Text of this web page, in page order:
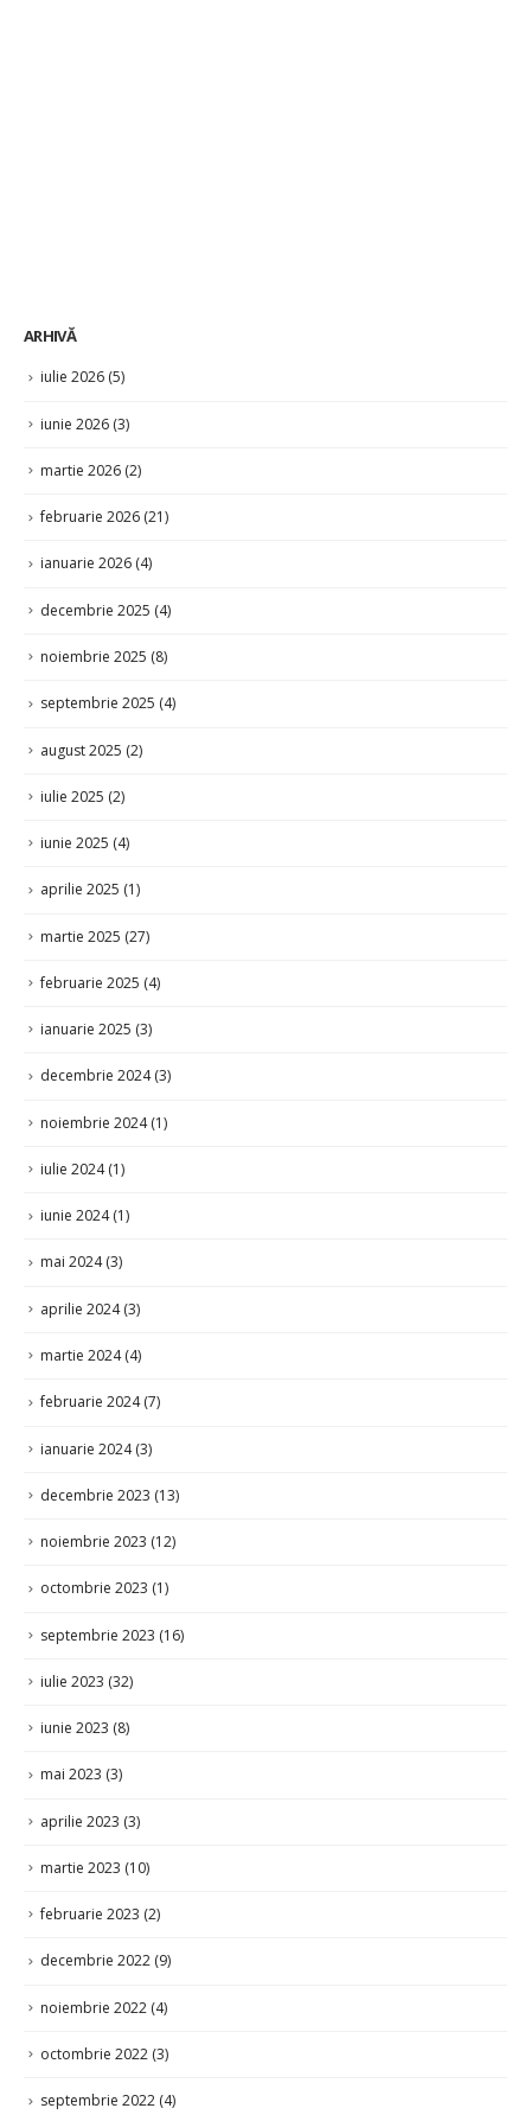
ARHIVĂ
iulie 2026 (5)
iunie 2026 (3)
martie 2026 (2)
februarie 2026 (21)
ianuarie 2026 (4)
decembrie 2025 (4)
noiembrie 2025 (8)
septembrie 2025 (4)
august 2025 (2)
iulie 2025 (2)
iunie 2025 (4)
aprilie 2025 (1)
martie 2025 (27)
februarie 2025 (4)
ianuarie 2025 (3)
decembrie 2024(3)
noiembrie 2024 (1)
iulie 2024 (1)
iunie 2024 (1)
mai 2024(3)
aprilie 2024 (3)
martie 2024 (4)
februarie 2024 (7)
ianuarie 2024 (3)
decembrie 2023 (13)
noiembrie 2023 (12)
octombrie 2023 (1)
septembrie 2023 (16)
iulie 2023 (32)
iunie 2023 (8)
mai 2023 (3)
aprilie 2023 (3)
martie 2023 (10)
februarie 2023 (2)
decembrie 2022 (9)
noiembrie 2022 (4)
octombrie 2022 (3)
septembrie 2022 (4)